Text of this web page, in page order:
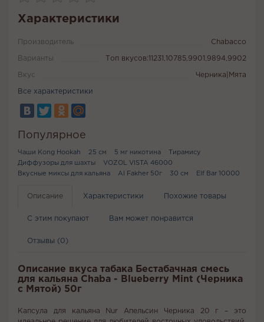
Характеристики
Производитель Chabacco
Варианты Топ вкусов:11231,10785,9901,9894,9902
Вкус Черника|Мята
Все характеристики
Популярное
Чаши Kong Hookah 25 см 5 мг никотина
Тирамису
Диффузоры для шахты
VOZOL VISTA 46000
Вкусные миксы для кальяна
Al Fakher 50г 30 см Elf Bar 10000
Описание Характеристики Похожие товары
С этим покупают Вам может понравится
Отзывы (0)
Описание вкуса табака Бестабачная смесь
для кальяна Chaba - Blueberry Mint (Черника
с Мятой) 50г
Капсула для кальяна Nur Апельсин Черника 20 г – это